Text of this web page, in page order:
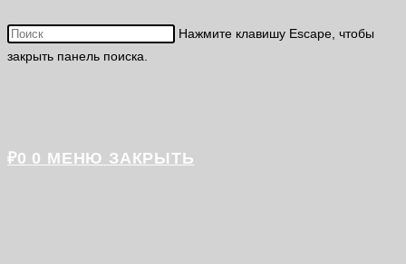
Нажмите клавишу Escape, чтобы
закрыть панель поиска.
₽0 0 МЕНЮ ЗАКРЫТЬ